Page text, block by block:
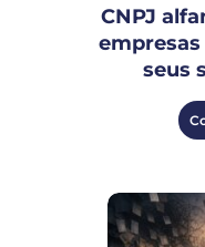
CNPJ
seus